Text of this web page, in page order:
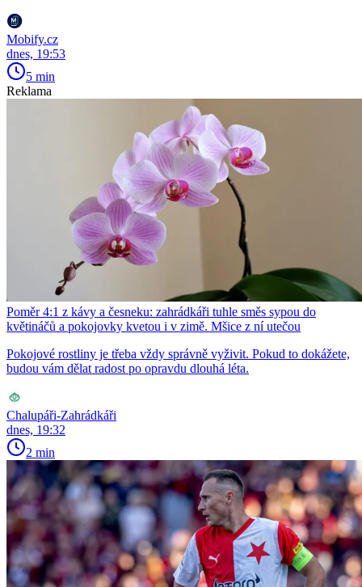
Mobify.cz
dnes, 19:53
5 min
Reklama
Poměr 4:1 z kávy a česneku: zahrádkáři tuhle směs sypou do
květináčů a pokojovky kvetou i v zimě. Mšice z ní utečou
Pokojové rostliny je třeba vždy správně vyživit. Pokud to dokážete,
budou vám dělat radost po opravdu dlouhá léta.
Chalupáři-Zahrádkáři
dnes, 19:32
2 min